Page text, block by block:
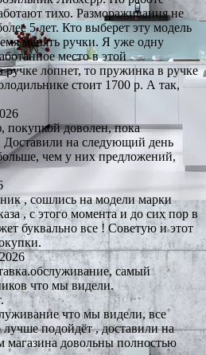
тихо. Размораживания не
5 лет. Кто выберет эту модель
менять ручки. Я уже одну
место в этой
ручке лопнет, то пружинка в ручке
стоит 1700 р. А так,
доволен, пока
Доставили на следующий день
чем у них предложений,
, сошлись на модели марки
, с этого момента и до сих пор в
буквально все ! Советую и этот
самый
что мы видели.
что мы видели, все
лучше подойдёт , доставили на
довольны полностью